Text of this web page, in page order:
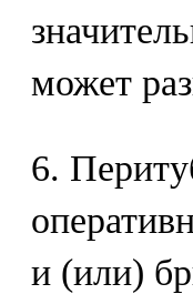
может
6.
и (или)